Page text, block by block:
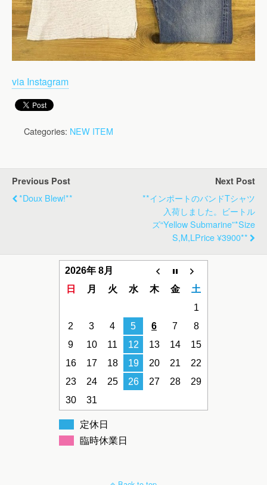
via Instagram
Categories: NEW ITEM
Previous Post
*doux Blew!**
Next Post
**インポートのバンドTシャツ
入荷しました。ビートル
ズ“Yellow Submarine”*Size
S,M,LPrice ¥3900**
2026年 8月
日
月 火 水 木 金
土
1
2
3 4 5 6 7
8
9
10 11 12 13 14
15
16
17 18 19 20 21
22
23
24 25 26 27 28
29
30
31
定休日
臨時休業日